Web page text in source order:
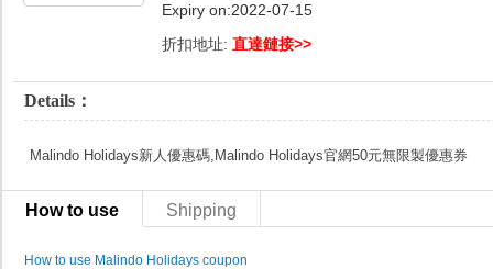
Expiry on:2022-07-15
折扣地址: 直達鏈接>>
Details：
Malindo Holidays新人優惠碼,Malindo Holidays官網50元無限製優惠券
How to use Shipping
How to use Malindo Holidays coupon